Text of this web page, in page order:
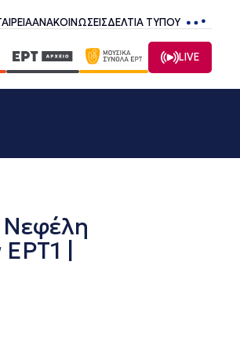
ΑΝΑΚΟΙΝΩΣΕΙΣΔΕΛΤΙΑ ΤΥΠΟΥ
LIVE
|